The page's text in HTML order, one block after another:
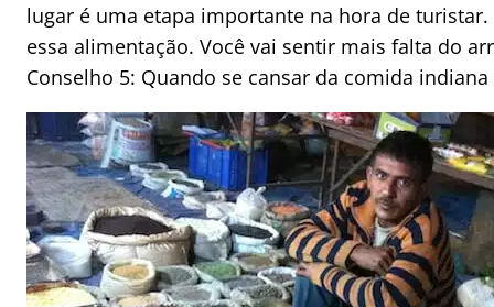
lugar é uma etapa importante na hora de
essa alimentação. Você vai sentir mais falta do
Conselho 5: Quando se cansar da comida